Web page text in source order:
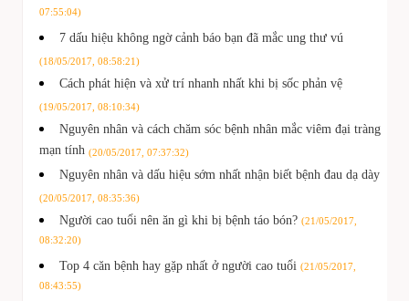
07:55:04)
7 dấu hiệu không ngờ cảnh báo bạn đã mắc ung thư vú
(18/05/2017, 08:58:21)
Cách phát hiện và xử trí nhanh nhất khi bị sốc phản vệ
(19/05/2017, 08:10:34)
Nguyên nhân và cách chăm sóc bệnh nhân mắc viêm đại tràng
mạn tính (20/05/2017, 07:37:32)
Nguyên nhân và dấu hiệu sớm nhất nhận biết bệnh đau dạ dày
(20/05/2017, 08:35:36)
Người cao tuổi nên ăn gì khi bị bệnh táo bón? (21/05/2017,
08:32:20)
Top 4 căn bệnh hay gặp nhất ở người cao tuổi (21/05/2017,
08:43:55)